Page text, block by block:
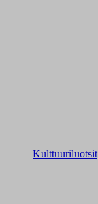
Kulttuuriluotsit